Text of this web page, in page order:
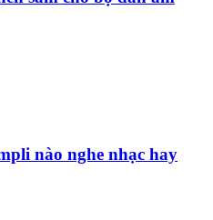
nào nghe nhạc hay